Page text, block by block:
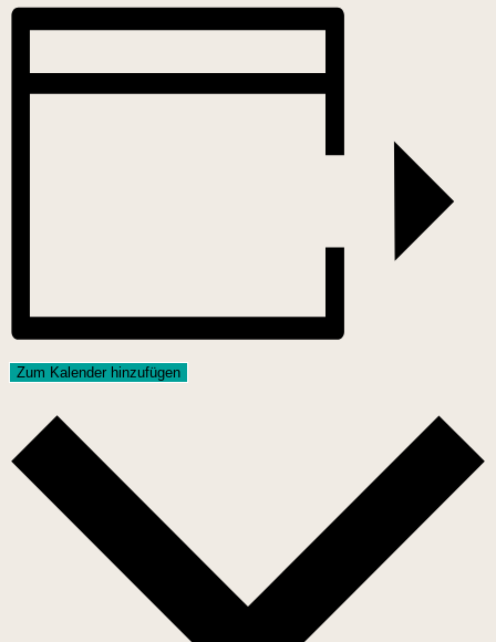
Zum Kalender hinzufügen